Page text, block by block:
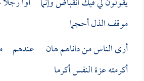
موقف الذل أحجما
أرى الناس من داناهم هان عندهم
أكرمته عزة النفس أكرما